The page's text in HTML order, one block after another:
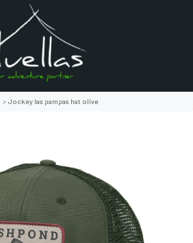
Jockey las pampas hat olive